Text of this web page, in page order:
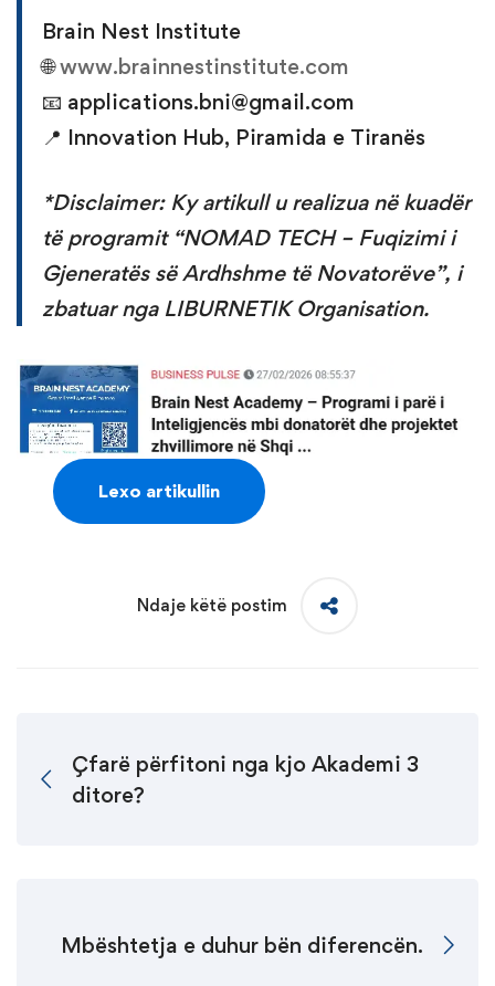
Brain Nest Institute
🌐www.brainnestinstitute.com
📧 applications.bni@gmail.com
📍 Innovation Hub, Piramida e Tiranës
*Disclaimer: Ky artikull u realizua në kuadër
të programit “NOMAD TECH – Fuqizimi i
Gjeneratës së Ardhshme të Novatorëve”, i
zbatuar nga LIBURNETIK Organisation.
Lexo artikullin
Ndaje këtë postim
Çfarë përfitoni nga kjo Akademi 3
ditore?
Mbështetja e duhur bën diferencën.